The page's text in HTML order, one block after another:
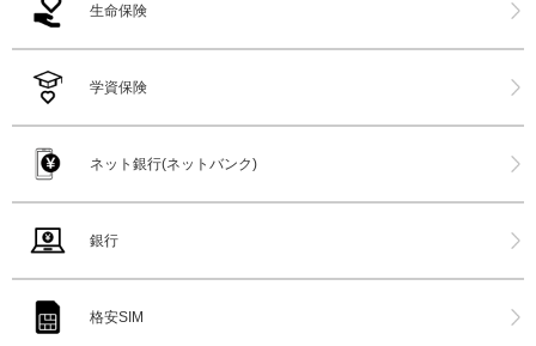
生命保険
学資保険
ネット銀行(ネットバンク)
銀行
格安SIM